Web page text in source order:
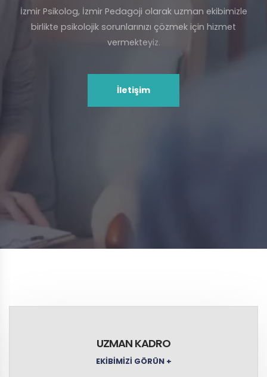
İzmir Psikolog, İzmir Pedagoji olarak uzman ekibimizle
birlikte psikolojik sorunlarınızı çözmek için hizmet
vermekteyiz.
İletişim
UZMAN KADRO
EKİBİMİZİ GÖRÜN +